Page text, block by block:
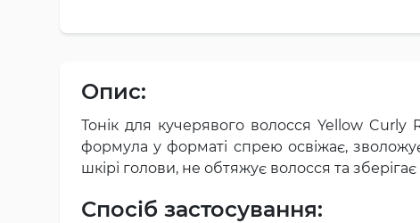
Опис:
Тонік для кучерявого волосся Yellow
формула у форматі спрею освіжає,
шкірі голови, не обтяжує волосся та
Спосіб застосування: